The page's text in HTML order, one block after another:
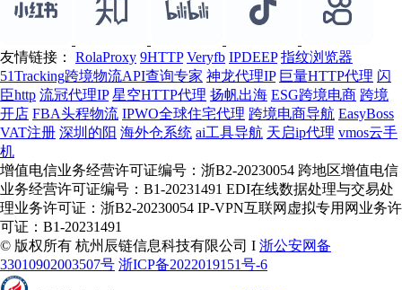
友情链接： RolaProxy 9HTTP Veryfb IPDEEP 指纹浏览器
51Tracking跨境物流API查询专家 神龙代理IP 巨量HTTP代理 闪
臣http 流冠代理IP 星空HTTP代理 扬帆出海 ESG跨境电商 跨境
开店 FBA头程物流 IPWO全球住宅代理 跨境电商导航 EasyBoss
VAT注册 深圳的阳 海外仓系统 ai工具导航 天启ip代理 vmos云手
机
增值电信业务经营许可证编号：浙B2-20230054 跨地区增值电信
业务经营许可证编号：B1-20231491 EDI在线数据处理与交易处
理业务许可证：浙B2-20230054 IP-VPN互联网虚拟专用网业务许
可证：B1-20231491
© 版权所有 杭州辰链信息科技有限公司 I 浙公安网备
33010902003507号 浙ICP备2022019151号-6